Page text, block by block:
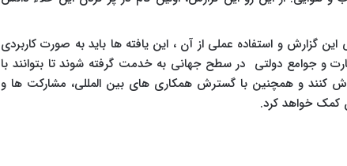
گزارش و استفاده عملی از آن ، این یافته ها باید به صورت کاربردی
و جوامع دولتی در سطح جهانی به خدمت گرفته شوند تا بتوانند با
کنند و همچنین با گسترش همکاری های بین المللی، مشارکت ها و
کمک خواهد کرد.